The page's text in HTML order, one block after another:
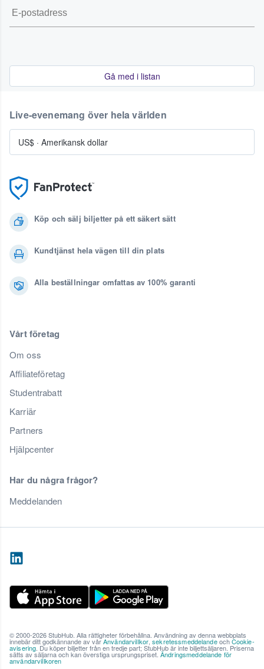
Gå med i listan
Köp och sälj biljetter på ett säkert sätt
Kundtjänst hela vägen till din plats
Alla beställningar omfattas av 100% garanti
Vårt företag
Om oss
Affiliateföretag
Studentrabatt
Karriär
Partners
Hjälpcenter
Har du några frågor?
Meddelanden
Live-evenemang över hela världen
US$ · Amerikansk dollar
© 2000-2026 StubHub. Alla rättigheter förbehållna. Användning av denna webbplats
innebär ditt godkännande av vårAnvändarvillkor ,sekretessmeddelandeochCookie-
avisering . Du köper biljetter från en tredje part; StubHub är inte biljettsäljaren. Priserna
sätts av säljarna och kan överstiga ursprungspriset. Ändringsmeddelande för
användarvillkoren